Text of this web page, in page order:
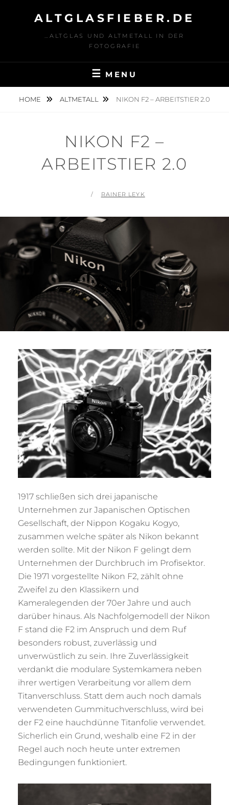
ALTGLASFIEBER.DE
…ALTGLAS UND ALTMETALL IN DER
FOTOGRAFIE
MENU
HOME ALTMETALL NIKON F2 – ARBEITSTIER 2.0
NIKON F2 –
ARBEITSTIER 2.0
POSTED
BY
RAINER LEYK
1917 schließen sich drei japanische
Unternehmen zur Japanischen Optischen
Gesellschaft, der Nippon Kogaku Kogyo,
zusammen welche später als Nikon bekannt
werden sollte. Mit der Nikon F gelingt dem
Unternehmen der Durchbruch im Profisektor.
Die 1971 vorgestellte Nikon F2, zählt ohne
Zweifel zu den Klassikern und
Kameralegenden der 70er Jahre und auch
darüber hinaus. Als Nachfolgemodell der Nikon
F stand die F2 im Anspruch und dem Ruf
besonders robust, zuverlässig und
unverwüstlich zu sein. Ihre Zuverlässigkeit
verdankt die modulare Systemkamera neben
ihrer wertigen Verarbeitung vor allem dem
Titanverschluss. Statt dem auch noch damals
verwendeten Gummituchverschluss, wird bei
der F2 eine hauchdünne Titanfolie verwendet.
Sicherlich ein Grund, weshalb eine F2 in der
Regel auch noch heute unter extremen
Bedingungen funktioniert.